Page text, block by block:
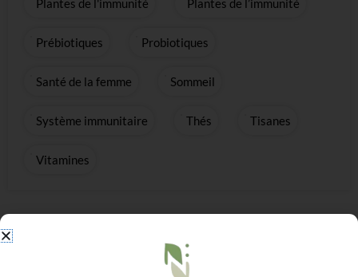
Plantes de l'immunité Plantes de l’immunité
Prébiotiques Probiotiques
Santé de la femme Sommeil
Système immunitaire Thés Tisanes
Vitamines